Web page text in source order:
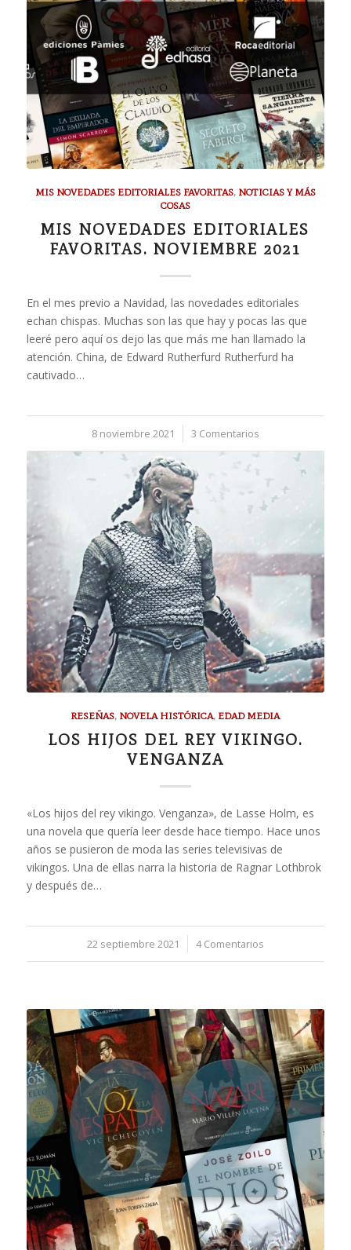
MIS NOVEDADES EDITORIALES FAVORITAS, NOTICIAS Y MÁS
COSAS
MIS NOVEDADES EDITORIALES
FAVORITAS. NOVIEMBRE 2021
En el mes previo a Navidad, las novedades editoriales
echan chispas. Muchas son las que hay y pocas las que
leeré pero aquí os dejo las que más me han llamado la
atención. China, de Edward Rutherfurd Rutherfurd ha
cautivado…
8 noviembre 2021
/ 3 Comentarios
RESEÑAS, NOVELA HISTÓRICA, EDAD MEDIA
LOS HIJOS DEL REY VIKINGO.
VENGANZA
«Los hijos del rey vikingo. Venganza», de Lasse Holm, es
una novela que quería leer desde hace tiempo. Hace unos
años se pusieron de moda las series televisivas de
vikingos. Una de ellas narra la historia de Ragnar Lothbrok
y después de…
22 septiembre 2021
/ 4 Comentarios